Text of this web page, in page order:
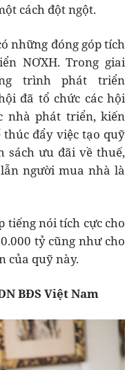
cách đột ngột.
những đóng góp tích
NƠXH. Trong giai
trình phát triển
đã tổ chức các hội
nhà phát triển, kiến
đẩy việc tạo quỹ
sách ưu đãi về thuế,
người mua nhà là
tiếng nói tích cực cho
tỷ cũng như cho
của quỹ này.
BĐS Việt Nam